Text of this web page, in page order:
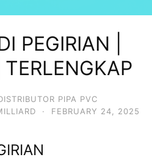
PEGIRIAN |
PIPA PVC
· FEBRUARY 24, 2025